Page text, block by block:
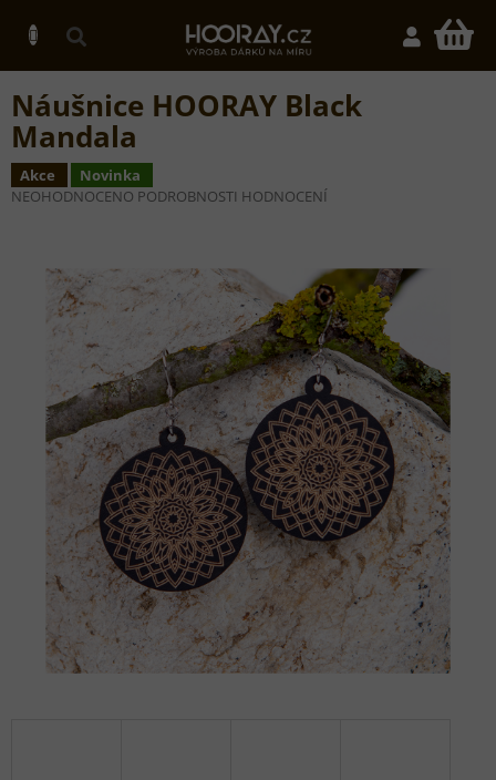
obsah
Náušnice HOORAY Black
Mandala
Akce Novinka
PRŮMĚRNÉ
HVĚZDIČEK.
NEOHODNOCENO PODROBNOSTI HODNOCENÍ